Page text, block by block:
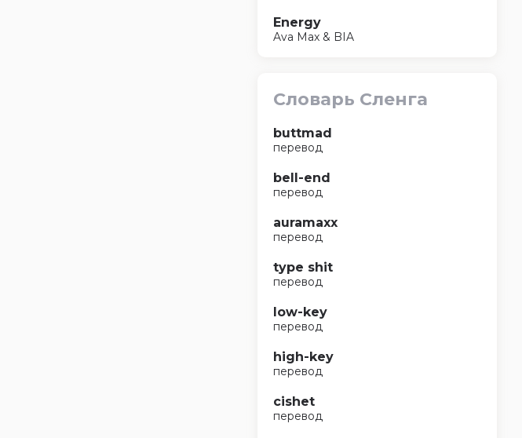
Energy
Ava Max & BIA
Словарь Сленга
buttmad
перевод
bell-end
перевод
auramaxx
перевод
type shit
перевод
low-key
перевод
high-key
перевод
cishet
перевод